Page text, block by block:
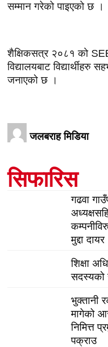
सम्मान गरेको पाइएको छ ।
शैक्षिकसत्र २०८१ को SEE
विद्यालयबाट विद्यार्थीहरु
जनाएको छ ।
जलबराह मिडिया
सिफारिस
गढवा
मुद्दा दायर
शिक्षा
सदस्यको
भुक्तानी
मागेको
निमित्त
पक्राउ